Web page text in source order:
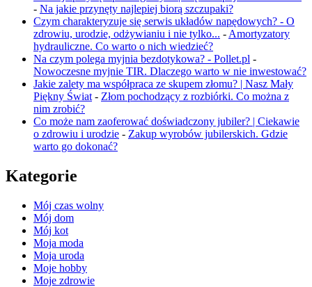
- Na jakie przynęty najlepiej biorą szczupaki?
Czym charakteryzuje się serwis układów napędowych? - O
zdrowiu, urodzie, odżywianiu i nie tylko... - Amortyzatory
hydrauliczne. Co warto o nich wiedzieć?
Na czym polega myjnia bezdotykowa? - Pollet.pl -
Nowoczesne myjnie TIR. Dlaczego warto w nie inwestować?
Jakie zalety ma współpraca ze skupem złomu? | Nasz Mały
Piękny Świat - Złom pochodzący z rozbiórki. Co można z
nim zrobić?
Co może nam zaoferować doświadczony jubiler? | Ciekawie
o zdrowiu i urodzie - Zakup wyrobów jubilerskich. Gdzie
warto go dokonać?
Kategorie
Mój czas wolny
Mój dom
Mój kot
Moja moda
Moja uroda
Moje hobby
Moje zdrowie